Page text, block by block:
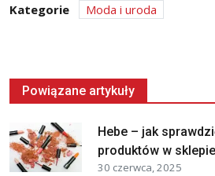
Kategorie Moda i uroda
Powiązane artykuły
Hebe – jak
produktów w
30 czerwca, 2025